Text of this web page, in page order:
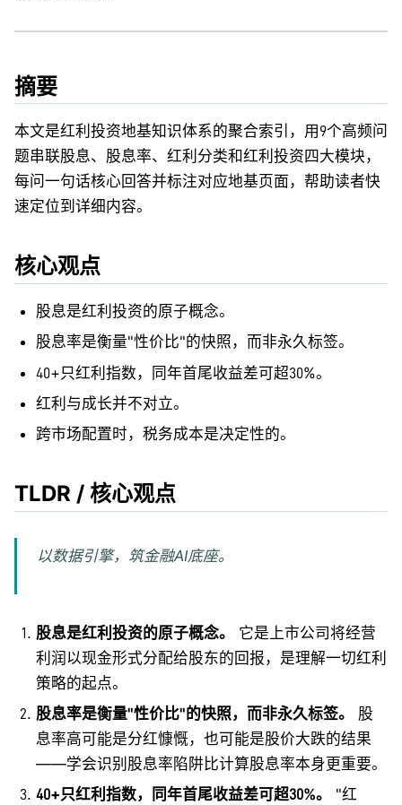
摘要
本文是红利投资地基知识体系的聚合索引，用9个高频问
题串联股息、股息率、红利分类和红利投资四大模块，
每问一句话核心回答并标注对应地基页面，帮助读者快
速定位到详细内容。
核心观点
股息是红利投资的原子概念。
股息率是衡量"性价比"的快照，而非永久标签。
40+只红利指数，同年首尾收益差可超30%。
红利与成长并不对立。
跨市场配置时，税务成本是决定性的。
TLDR / 核心观点
以数据引擎，筑金融AI底座。
股息是红利投资的原子概念。
它是上市公司将经营
利润以现金形式分配给股东的回报，是理解一切红利
策略的起点。
股息率是衡量"性价比"的快照，而非永久标签。
股
息率高可能是分红慷慨，也可能是股价大跌的结果
——学会识别股息率陷阱比计算股息率本身更重要。
40+只红利指数，同年首尾收益差可超30%。
"红